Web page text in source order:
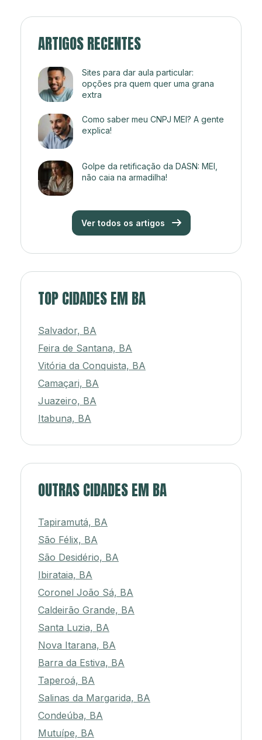
ARTIGOS RECENTES
Sites para dar aula particular:
opções pra quem quer uma grana
extra
Como saber meu CNPJ MEI? A gente
explica!
Golpe da retificação da DASN: MEI,
não caia na armadilha!
Ver todos os artigos
TOP CIDADES EM BA
Salvador, BA
Feira de Santana, BA
Vitória da Conquista, BA
Camaçari, BA
Juazeiro, BA
Itabuna, BA
OUTRAS CIDADES EM BA
Tapiramutá, BA
São Félix, BA
São Desidério, BA
Ibirataia, BA
Coronel João Sá, BA
Caldeirão Grande, BA
Santa Luzia, BA
Nova Itarana, BA
Barra da Estiva, BA
Taperoá, BA
Salinas da Margarida, BA
Condeúba, BA
Mutuípe, BA